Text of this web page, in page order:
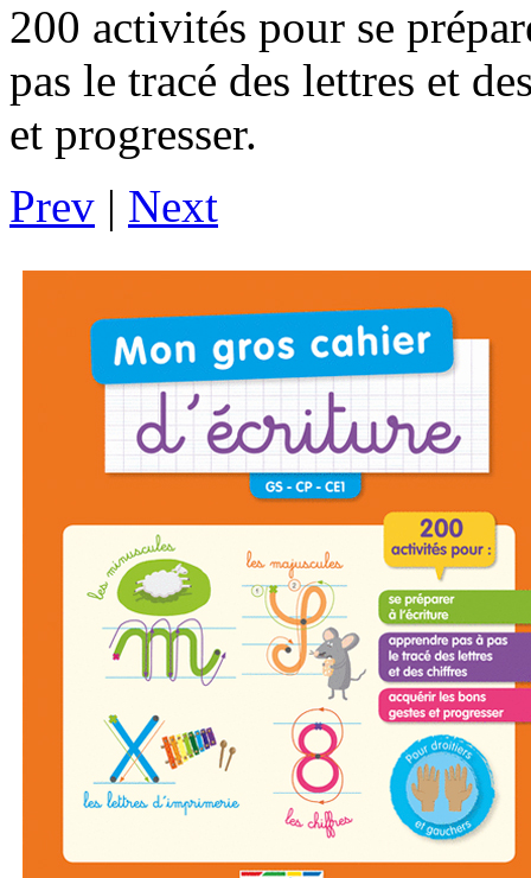
200 activités pour se
pas le tracé des lettres et
et progresser.
Prev | Next